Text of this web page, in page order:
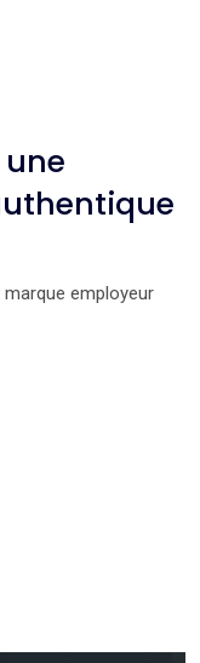
marque employeur